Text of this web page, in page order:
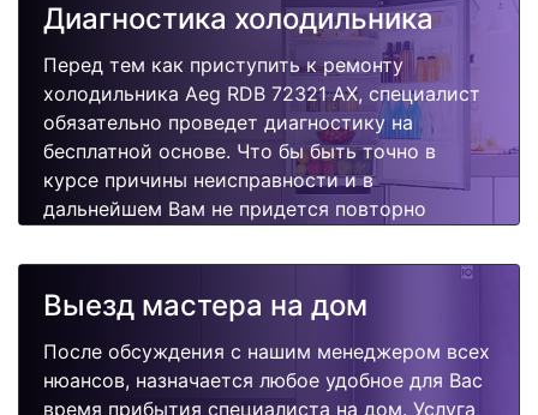
Диагностика холодильника
Перед тем как приступить к ремонту
холодильника Aeg RDB 72321 AX, специалист
обязательно проведет диагностику на
бесплатной основе. Что бы быть точно в
курсе причины неисправности и в
дальнейшем Вам не придется повторно
поломок.
Выезд мастера на дом
После обсуждения с нашим менеджером всех
нюансов, назначается любое удобное для Вас
время прибытия специалиста на дом. Услуга